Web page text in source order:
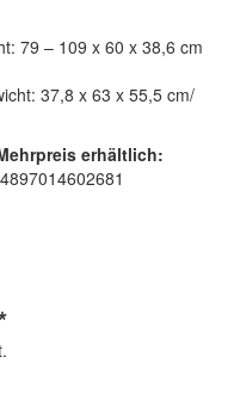
79 – 109 x 60 x 38,6 cm
37,8 x 63 x 55,5 cm/
erhältlich: